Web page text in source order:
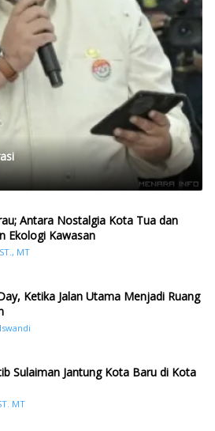
Antara Nostalgia Kota Tua dan
Ekologi Kawasan
MT
Ketika Jalan Utama Menjadi Ruang
Sulaiman Jantung Kota Baru di Kota
MT